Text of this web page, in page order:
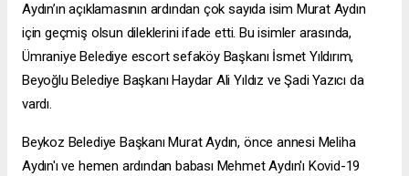
Aydın’ın açıklamasının ardından çok sayıda isim Murat Aydın
için geçmiş olsun dileklerini ifade etti. Bu isimler arasında,
Ümraniye Belediye escort sefaköyBaşkanı İsmet Yıldırım,
Beyoğlu Belediye Başkanı Haydar Ali Yıldız ve Şadi Yazıcı da
vardı.
Beykoz Belediye Başkanı Murat Aydın, önce annesi Meliha
Aydın'ı ve hemen ardından babası Mehmet Aydın'ı Kovid-19